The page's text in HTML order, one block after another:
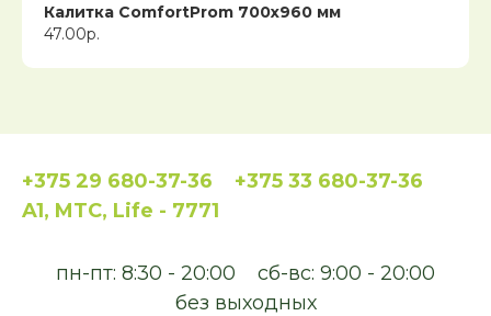
Калитка ComfortProm 700х960 мм
47.00р.
+375 29 680-37-36
+375 33 680-37-36
A1, MTC, Life - 7771
пн-пт: 8:30 - 20:00
сб-вс: 9:00 - 20:00
без выходных